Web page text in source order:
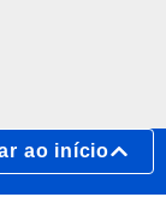
ao início